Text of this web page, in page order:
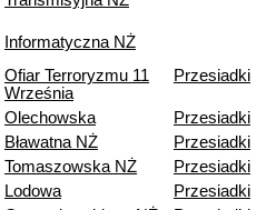
Informatyczna NŻ
Ofiar Terroryzmu 11
Września
Przesiadki
Olechowska
Przesiadki
Bławatna NŻ
Przesiadki
Tomaszowska NŻ
Przesiadki
Lodowa
Przesiadki